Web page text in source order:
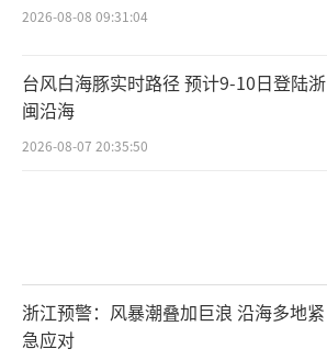
2026-08-08 09:31:04
台风白海豚实时路径 预计9-10日登陆浙
闽沿海
2026-08-07 20:35:50
浙江预警：风暴潮叠加巨浪 沿海多地紧
急应对